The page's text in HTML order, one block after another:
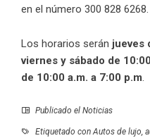
en el número 300 828 6268.
Los horarios serán jueves
viernes y sábado de
de 10:00 a.m. a 7:00 p.m.
Publicado el Noticias
Etiquetado conAutos de lujo,